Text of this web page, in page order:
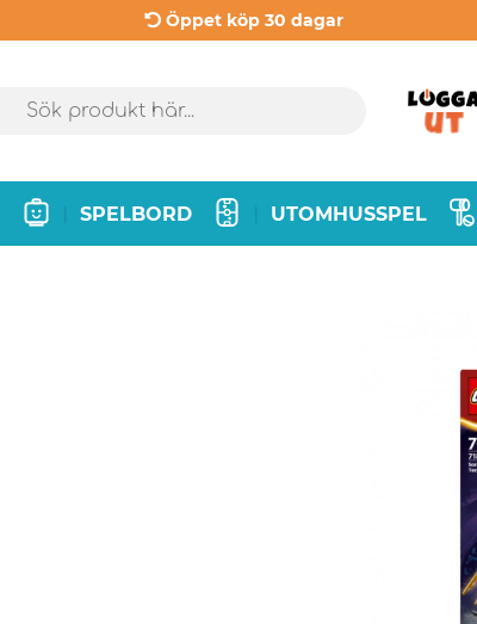
Öppet köp 30 dagar
SPELBORD UTOMHUSSPEL